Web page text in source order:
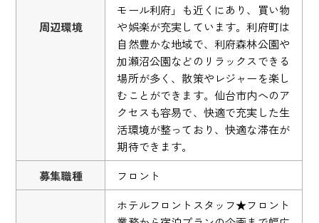
周辺環境
モール利府」も近くにあり、買い物
や娯楽が充実しています。利府町は
自然豊かな地域で、利府森林公園や
加瀬沼公園などのリラックスできる
場所が多く、散策やレジャーを楽し
むことができます。仙台市内へのア
クセスも容易で、快適で充実した生
活環境が整っており、快適な滞在が
期待できます。
募集職種
フロント
ホテルフロントスタッフ★フロント